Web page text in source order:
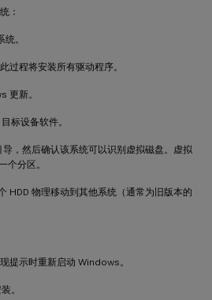
：
。
过程将安装所有驱动程序。
更新。
标设备软件。
导，然后确认该系统可以识别虚拟磁盘。虚拟
个分区。
HDD 物理移动到其他系统（通常为旧版本的
提示时重新启动 Windows。
。